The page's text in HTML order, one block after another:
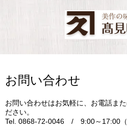
お問い合わせ
お問い合わせはお気軽に、お電話ま
ださい。
Tel. 0868-72-0046 / 9:00～17:00（